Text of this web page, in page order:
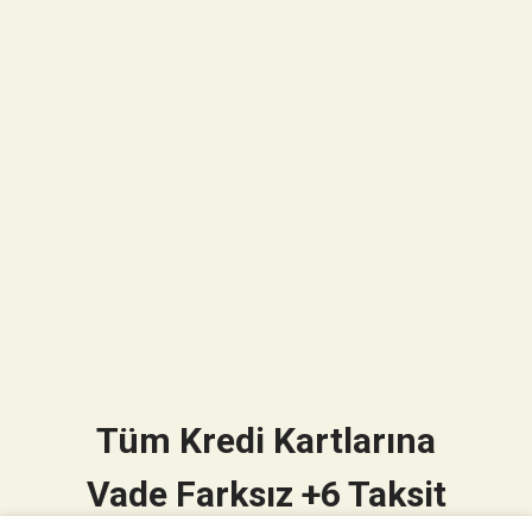
Tüm Kredi Kartlarına
Vade Farksız +6 Taksit